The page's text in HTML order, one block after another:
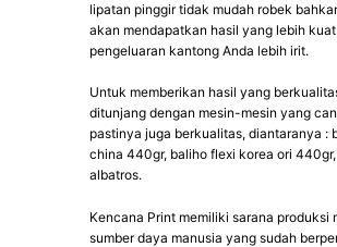
lipatan pinggir tidak mudah robek
akan mendapatkan hasil yang lebih
pengeluaran kantong Anda lebih irit.
Untuk memberikan hasil yang
ditunjang dengan mesin-mesin yang
pastinya juga berkualitas, diantaranya :
china 440gr, baliho flexi korea ori
albatros.
Kencana Print memiliki sarana produksi
sumber daya manusia yang sudah